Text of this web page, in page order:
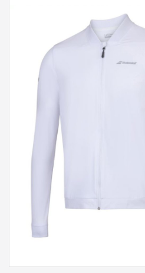
Accessoires
Sponsoring